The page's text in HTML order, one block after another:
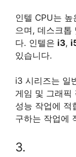
인텔 CPU는
으며, 데스크톱
다. 인텔은 i3,
있습니다.
i3 시리즈는 일
게임 및 그래픽
성능 작업에 적
구하는 작업에
3.